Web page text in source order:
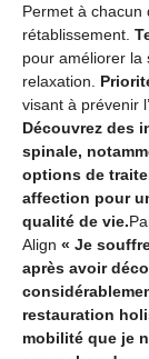
Permet à chacun
rétablissement.
pour améliorer la
relaxation.
visant à prévenir
Découvrez des
spinale,
options de
affection pour
qualité de vie.
Align « Je
après avoir
restauration
mobilité que je